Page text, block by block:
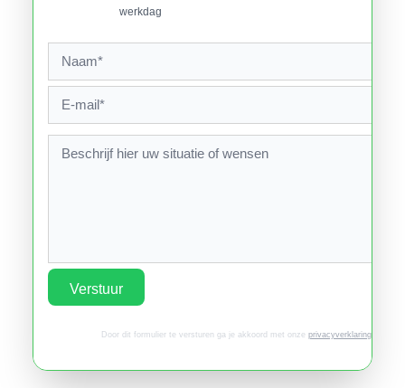
werkdag
Verstuur
Door dit formulier te versturen ga je akkoord met onze privacyverklaring.